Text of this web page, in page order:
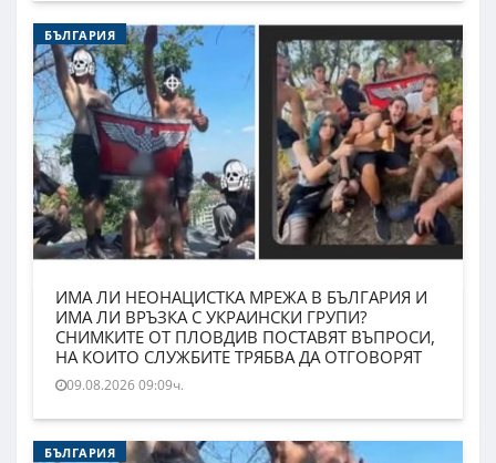
БЪЛГАРИЯ
ИМА ЛИ НЕОНАЦИСТКА МРЕЖА В БЪЛГАРИЯ И
ИМА ЛИ ВРЪЗКА С УКРАИНСКИ ГРУПИ?
СНИМКИТЕ ОТ ПЛОВДИВ ПОСТАВЯТ ВЪПРОСИ,
НА КОИТО СЛУЖБИТЕ ТРЯБВА ДА ОТГОВОРЯТ
09.08.2026 09:09ч.
БЪЛГАРИЯ